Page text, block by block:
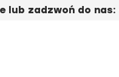
lub zadzwoń do nas: